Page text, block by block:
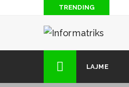
TRENDING
Si të hakojmë lojrat për
Si të shkarkoni muzikë
dizpozicion)
12 këshilla dhe truke
LAJME